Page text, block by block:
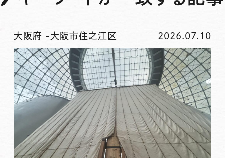
大阪府 -大阪市住之江区 2026.07.10